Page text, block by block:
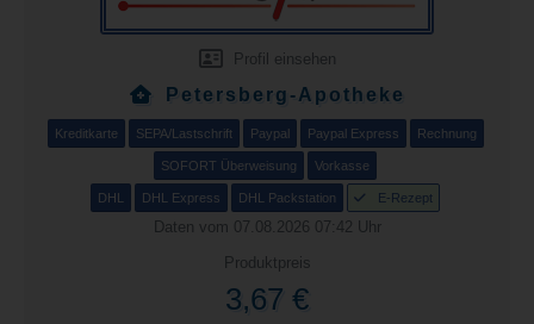
Profil einsehen
Petersberg-Apotheke
Kreditkarte SEPA/Lastschrift Paypal Paypal Express Rechnung
SOFORT Überweisung Vorkasse
DHL DHL Express DHL Packstation E-Rezept
Daten vom 07.08.2026 07:42 Uhr
Produktpreis
3,67 €